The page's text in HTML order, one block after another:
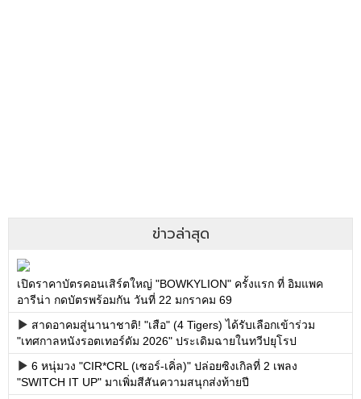
ข่าวล่าสุด
เปิดราคาบัตรคอนเสิร์ตใหญ่ "BOWKYLION" ครั้งแรก ที่ อิมแพค
อารีน่า กดบัตรพร้อมกัน วันที่ 22 มกราคม 69
สาดอาคมสู่นานาชาติ! "เสือ" (4 Tigers) ได้รับเลือกเข้าร่วม
"เทศกาลหนังรอตเทอร์ดัม 2026" ประเดิมฉายในทวีปยุโรป
6 หนุ่มวง "CIR*CRL (เซอร์-เคิ่ล)" ปล่อยซิงเกิลที่ 2 เพลง
"SWITCH IT UP" มาเพิ่มสีสันความสนุกส่งท้ายปี